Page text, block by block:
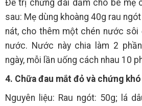
Để trị chứng đái dầm cho bé mẹ
sau: Mẹ dùng khoàng 40g rau
nát, cho thêm một chén nước sôi
nước. Nước này chia làm 2
ngày, mỗi lần uống cách nhau 10
4. Chữa đau mắt đỏ và chứng
Nguyên liệu: Rau ngót: 50g; lá